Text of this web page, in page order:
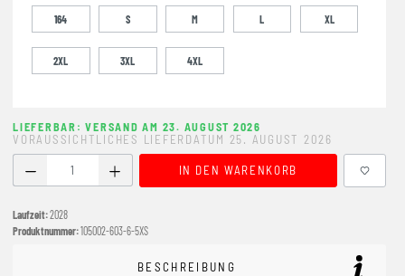
164 S M L XL
2XL 3XL 4XL
LIEFERBAR: VERSAND AM 23. AUGUST 2026
VORAUSSICHTLICHES LIEFERDATUM 25. AUGUST 2026
Produkt Anzahl: Gib den gewünschten Wert ein oder
IN DEN WARENKORB
Laufzeit:2028
Produktnummer:105002-603-6-5XS
BESCHREIBUNG